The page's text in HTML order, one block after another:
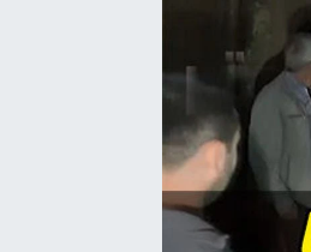
HABERDE İNSAN
BİLİM VE TEKNOLOJİ